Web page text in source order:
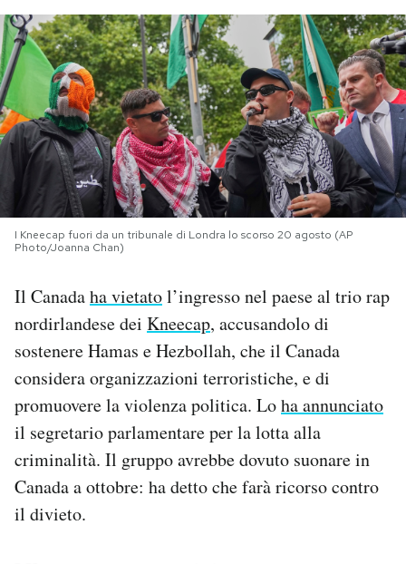
PODCAST
NEWSLETTER
I MIEI PREFERITI
CALENDARIO
AREA PERSONALE
Area Personale
Newsletter
Notifiche mobile
Regala il Post
Hai bisogno di aiuto?
I Kneecap fuori da un tribunale di Londra lo scorso 20 agosto (AP
Photo/Joanna Chan)
Il Canadaha vietatol’ingresso nel paese al trio rap
nordirlandese dei Kneecap, accusandolo di
sostenere Hamas e Hezbollah, che il Canada
considera organizzazioni terroristiche, e di
promuovere la violenza politica. Loha annunciato
il segretario parlamentare per la lotta alla
criminalità. Il gruppo avrebbe dovuto suonare in
Canada a ottobre: ha detto che farà ricorso contro
il divieto.